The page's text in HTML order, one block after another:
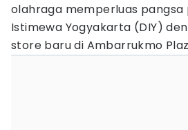
olahraga memperluas pangsa
Istimewa Yogyakarta (DIY)
store baru di Ambarrukmo